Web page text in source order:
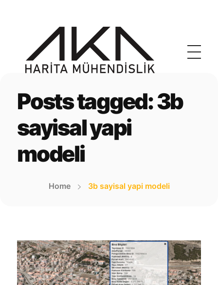
Home 3b sayisal yapi modeli
Posts tagged: 3b
sayisal yapi
modeli